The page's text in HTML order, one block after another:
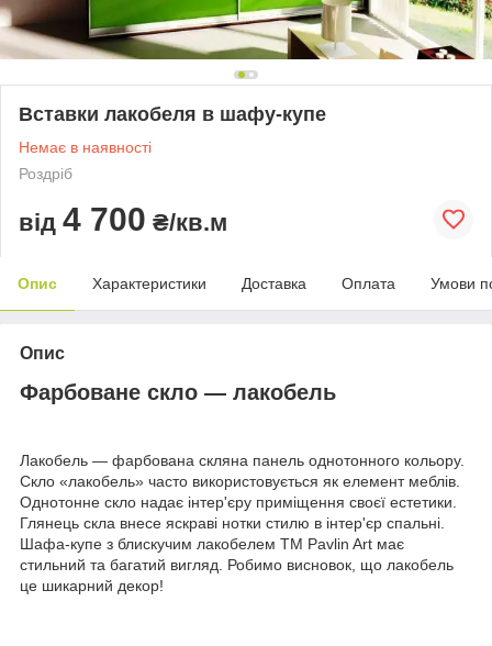
Вставки лакобеля в шафу-купе
Немає в наявності
Роздріб
від 4 700 ₴/кв.м
Опис Характеристики Доставка Оплата Умови
Опис
Фарбоване скло — лакобель
Лакобель — фарбована скляна панель однотонного кольору.
Скло «лакобель» часто використовується як елемент меблів.
Однотонне скло надає інтер'єру приміщення своєї естетики.
Глянець скла внесе яскраві нотки стилю в інтер'єр спальні.
Шафа-купе з блискучим лакобелем TM Pavlin Art має
стильний та багатий вигляд. Робимо висновок, що лакобель
це шикарний декор!